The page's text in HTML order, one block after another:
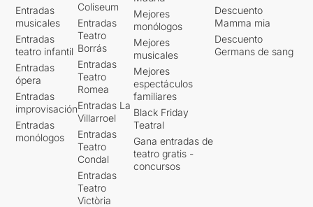
Entradas
musicales
Entradas
teatro infantil
Entradas
ópera
Entradas
improvisación
Entradas
monólogos
Coliseum
Entradas
Teatro
Borrás
Entradas
Teatro
Romea
Entradas La
Villarroel
Entradas
Teatro
Condal
Entradas
Teatro
Victòria
Mejores
monólogos
Mejores
musicales
Mejores
espectáculos
familiares
Black Friday
Teatral
Gana entradas de
teatro gratis -
concursos
Descuento
Mamma mia
Descuento
Germans de sang